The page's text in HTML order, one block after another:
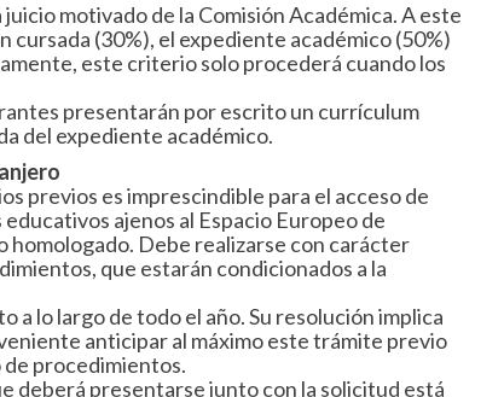
motivado de la Comisión Académica. A este
(30%), el expediente académico (50%)
este criterio solo procederá cuando los
presentarán por escrito un currículum
del expediente académico.
previos es imprescindible para el acceso de
ajenos al Espacio Europeo de
homologado. Debe realizarse con carácter
que estarán condicionados a la
a lo largo de todo el año. Su resolución implica
anticipar al máximo este trámite previo
de procedimientos.
deberá presentarse junto con la solicitud está